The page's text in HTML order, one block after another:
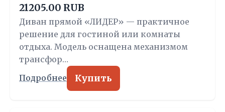
21205.00 RUB
Диван прямой «ЛИДЕР» — практичное
решение для гостиной или комнаты
отдыха. Модель оснащена механизмом
трансфор…
Подробнее Купить